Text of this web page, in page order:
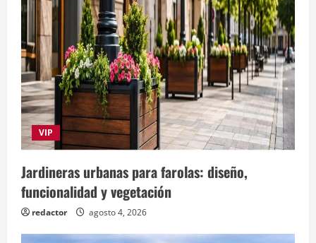
VIP
Jardineras urbanas para farolas: diseño,
funcionalidad y vegetación
redactor agosto 4, 2026